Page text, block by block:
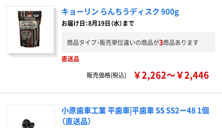
キョーリン らんちうディスク 900g
お届け日：8月19日（水）まで
商品タイプ・販売単位違いの商品が3商品あります
直送品
販売価格(税込)
￥2,262～￥2,446
小原歯車工業 平歯車|平歯車 SS SS2ー48 1個
（直送品）